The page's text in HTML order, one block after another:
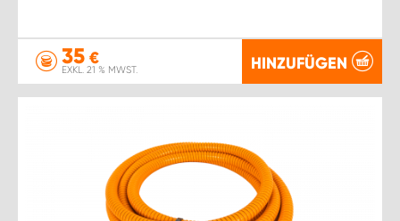
35 €
EXKL. 21 % MWST. HINZUFÜGEN